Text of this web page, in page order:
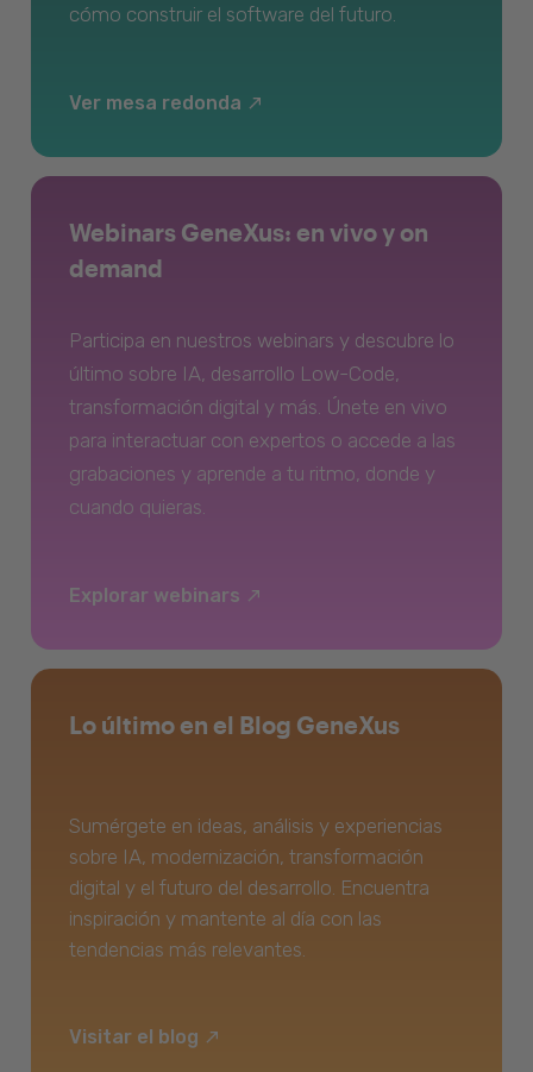
cómo construir el software del futuro.
Ver mesa redonda
Webinars GeneXus: en vivo y on
demand
Participa en nuestros webinars y descubre lo
último sobre IA, desarrollo Low-Code,
transformación digital y más. Únete en vivo
para interactuar con expertos o accede a las
grabaciones y aprende a tu ritmo, donde y
cuando quieras.
Explorar webinars
Lo último en el Blog GeneXus
Sumérgete en ideas, análisis y experiencias
sobre IA, modernización, transformación
digital y el futuro del desarrollo. Encuentra
inspiración y mantente al día con las
tendencias más relevantes.
Visitar el blog